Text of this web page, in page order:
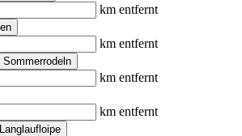
km entfernt
km entfernt
Sommerrodeln
km entfernt
km entfernt
Langlaufloipe